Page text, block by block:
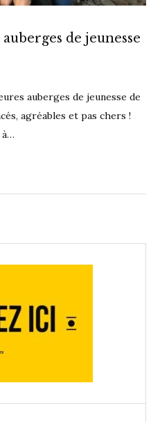
de jeunesse
auberges de jeunesse de
agréables et pas chers !
à…